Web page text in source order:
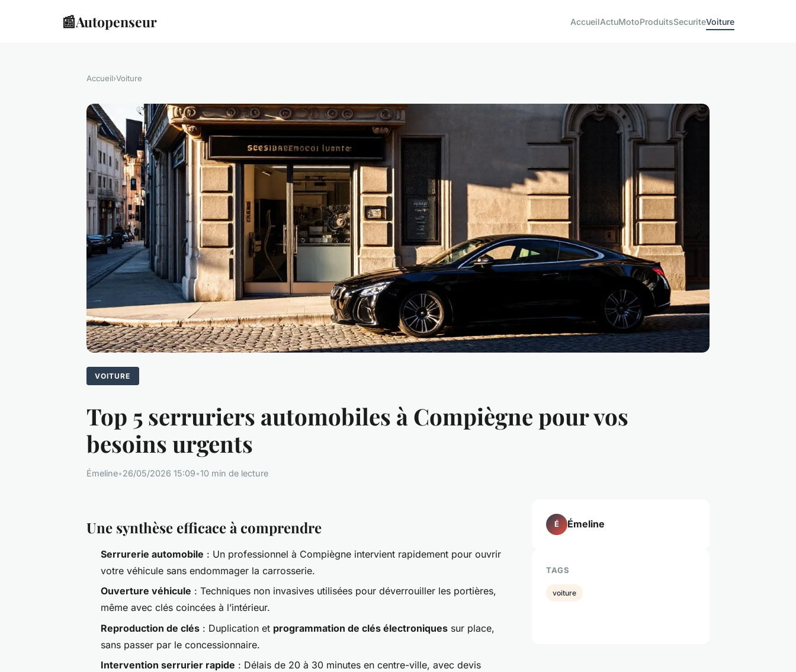
📰Autopenseur AccueilActuMotoProduitsSecuriteVoiture
Accueil›Voiture
VOITURE
Top 5 serruriers automobiles à Compiègne pour vos
besoins urgents
Émeline•26/05/2026 15:09•10 min de lecture
Une synthèse efficace à comprendre
Serrurerie automobile : Un professionnel à Compiègne intervient rapidement pour ouvrir
votre véhicule sans endommager la carrosserie.
Ouverture véhicule : Techniques non invasives utilisées pour déverrouiller les portières,
même avec clés coincées à l’intérieur.
Reproduction de clés : Duplication et programmation de clés électroniques sur place,
sans passer par le concessionnaire.
Intervention serrurier rapide : Délais de 20 à 30 minutes en centre-ville, avec devis
É Émeline
TAGS
voiture